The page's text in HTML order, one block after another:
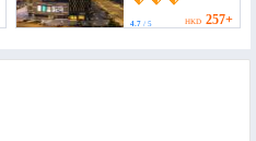
4.7/ 5 HKD 257+